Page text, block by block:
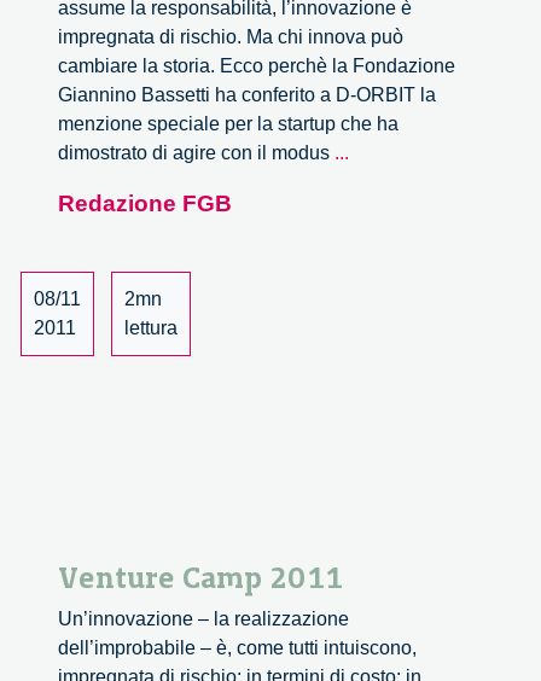
assume la responsabilità, l’innovazione è
impregnata di rischio. Ma chi innova può
cambiare la storia. Ecco perchè la Fondazione
Giannino Bassetti ha conferito a D-ORBIT la
menzione speciale per la startup che ha
dimostrato di agire con il modus ...
Redazione FGB
08/11
2011
2mn
lettura
Venture Camp 2011
Un’innovazione – la realizzazione
dell’improbabile – è, come tutti intuiscono,